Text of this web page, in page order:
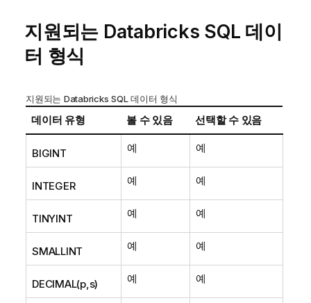
지원되는 Databricks SQL 데이
터 형식
지원되는 Databricks SQL 데이터 형식
데이터 유형 볼 수 있음 선택할 수 있음
BIGINT 예 예
INTEGER 예 예
TINYINT 예 예
SMALLINT 예 예
DECIMAL(p,s) 예 예